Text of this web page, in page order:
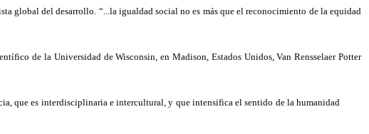
global del desarrollo. “...la igualdad social no es más que el reconocimiento de la equidad
de la Universidad de Wisconsin, en Madison, Estados Unidos, Van Rensselaer Potter
que es interdisciplinaria e intercultural, y que intensifica el sentido de la humanidad